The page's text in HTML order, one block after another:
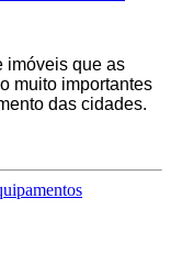
imóveis que as
muito importantes
das cidades.